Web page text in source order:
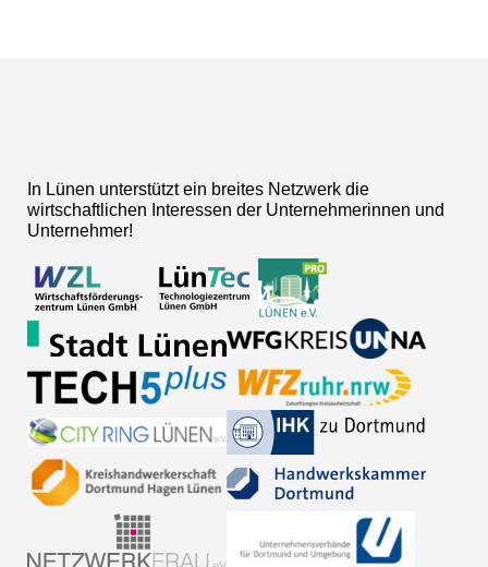
In Lünen unterstützt ein breites Netzwerk die
wirtschaftlichen Interessen der Unternehmerinnen und
Unternehmer!